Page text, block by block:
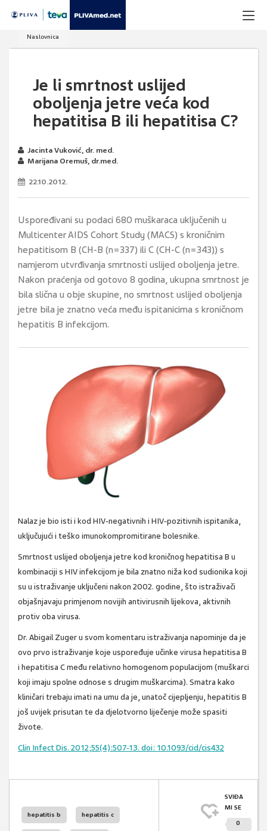
Naslovnica
Je li smrtnost uslijed
oboljenja jetre veća kod
hepatitisa B ili hepatitisa C?
Jacinta Vuković, dr. med.
Marijana Oremuš, dr.med.
22.10.2012.
Uspoređivani su podaci 680 muškaraca uključenih u
Multicenter AIDS Cohort Study (MACS) s kroničnim
hepatitisom B (CH-B (n=337) ili C (CH-C (n=343)) s
namjerom utvrđivanja smrtnosti uslijed oboljenja jetre.
Nakon praćenja od gotovo 8 godina, ukupna smrtnost je
bila slična u obje skupine, no smrtnost uslijed oboljenja
jetre bila je znatno veća među ispitanicima s kroničnom
hepatitis B infekcijom.
Nalaz je bio isti i kod HIV-negativnih i HIV-pozitivnih ispitanika,
uključujući i teško imunokompromitirane bolesnike.
Smrtnost uslijed oboljenja jetre kod kroničnog hepatitisa B u
kombinaciji s HIV infekcijom je bila znatno niža kod sudionika koji
su u istraživanje uključeni nakon 2002. godine, što istraživači
objašnjavaju primjenom novijih antivirusnih lijekova, aktivnih
protiv oba virusa.
Dr. Abigail Zuger u svom komentaru istraživanja napominje da je
ovo prvo istraživanje koje uspoređuje učinke virusa hepatitisa B
i hepatitisa C među relativno homogenom populacijom (muškarci
koji imaju spolne odnose s drugim muškarcima). Smatra kako
kliničari trebaju imati na umu da je, unatoč cijepljenju, hepatitis B
još uvijek prisutan te da djelotvorno liječenje može spasiti
živote.
Clin Infect Dis. 2012;55(4):507-13. doi: 10.1093/cid/cis432
hepatitis b hepatitis c
SVIĐA
MI SE
0